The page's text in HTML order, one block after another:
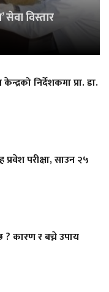
सेवा विस्तार
निर्देशकमा प्रा. डा.
परीक्षा, साउन २५
? कारण र बच्ने उपाय